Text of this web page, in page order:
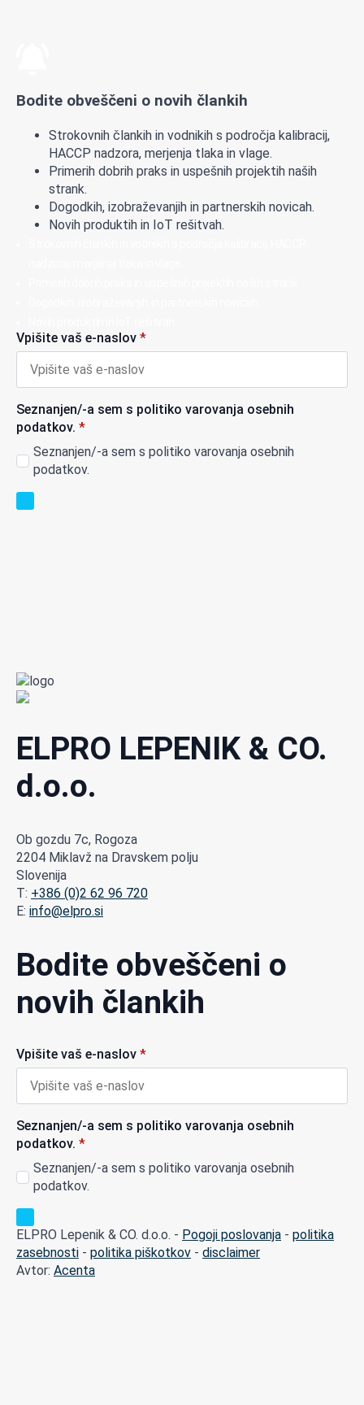
Bodite obveščeni o novih člankih
Strokovnih člankih in vodnikih s področja kalibracij,
HACCP nadzora, merjenja tlaka in vlage.
Primerih dobrih praks in uspešnih projektih naših
strank.
Dogodkih, izobraževanjih in partnerskih novicah.
Novih produktih in IoT rešitvah.
Vpišite vaš e-naslov *
Seznanjen/-a sem s politiko varovanja osebnih
podatkov. *
Seznanjen/-a sem s politiko varovanja osebnih
podatkov.
ELPRO LEPENIK & CO.
d.o.o.
Ob gozdu 7c, Rogoza
2204 Miklavž na Dravskem polju
Slovenija
T: +386 (0)2 62 96 720
E: info@elpro.si
Bodite obveščeni o
novih člankih
Vpišite vaš e-naslov *
Seznanjen/-a sem s politiko varovanja osebnih
podatkov. *
Seznanjen/-a sem s politiko varovanja osebnih
podatkov.
ELPRO Lepenik & CO. d.o.o. - Pogoji poslovanja - politika
zasebnosti - politika piškotkov - disclaimer
Avtor: Acenta